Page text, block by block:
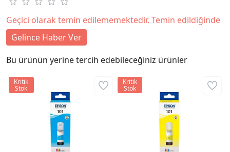
Geçici olarak temin edilememektedir. Temin edildiğinde
Gelince Haber Ver
Bu ürünün yerine tercih edebileceğiniz ürünler
Kritik
Stok
Kritik
Stok